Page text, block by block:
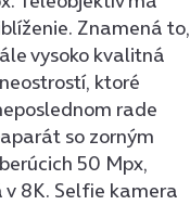
Znamená to,
vysoko kvalitná
ktoré
rade
so zorným
50 Mpx,
8K. Selfie kamera